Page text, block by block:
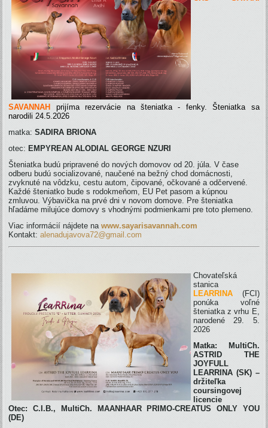
SAVANNAH prijíma rezervácie na šteniatka - fenky. Šteniatka sa
narodili 24.5.2026
matka:SADIRA BRIONA
otec:EMPYREAN ALODIAL GEORGE NZURI
Šteniatka budú pripravené do nových domovov od 20. júla. V čase
odberu budú socializované, naučené na bežný chod domácnosti,
zvyknuté na vôdzku, cestu autom, čipované, očkované a odčervené.
Každé šteniatko bude s rodokmeňom, EU Pet pasom a kúpnou
zmluvou. Výbavička na prvé dni v novom domove. Pre šteniatka
hľadáme milujúce domovy s vhodnými podmienkami pre toto plemeno.
Viac informácií nájdete nawww.sayarisavannah.com
Kontakt:alenadujavova72@gmail.com
Chovateľská
stanica
LEARRINA(FCI)
ponúka voľné
šteniatka z vrhu E,
narodené 29. 5.
2026
Matka:MultiCh.
ASTRID THE
JOYFULL
LEARRINA (SK) –
držiteľka
coursingovej
licencie
Otec: C.I.B., MultiCh. MAANHAAR PRIMO-CREATUS ONLY YOU
(DE)